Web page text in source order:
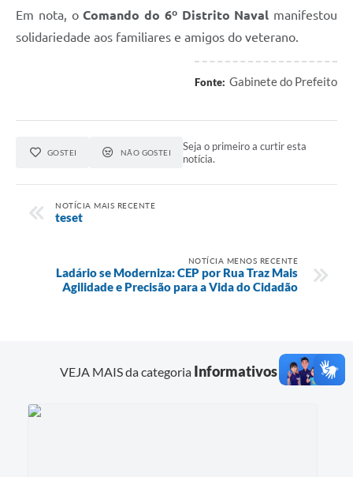
Em nota, oComando do 6º Distrito Naval manifestou
solidariedade aos familiares e amigos do veterano.
Fonte: Gabinete do Prefeito
GOSTEI NÃO GOSTEI
Seja o primeiro a curtir esta
notícia.
NOTÍCIA MAIS RECENTE
teset
NOTÍCIA MENOS RECENTE
Ladário se Moderniza: CEP por Rua Traz Mais
Agilidade e Precisão para a Vida do Cidadão
VEJA MAIS da categoria Informativos